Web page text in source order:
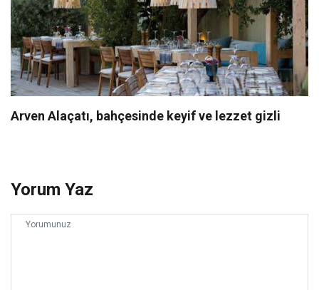
Arven Alaçatı, bahçesinde keyif ve lezzet gizli
Yorum Yaz